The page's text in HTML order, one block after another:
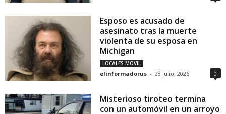
Esposo es acusado de
asesinato tras la muerte
violenta de su esposa en
Michigan
LOCALES MOVIL
elinformadorus - 28 julio, 2026 0
Misterioso tiroteo termina
con un automóvil en un arroyo